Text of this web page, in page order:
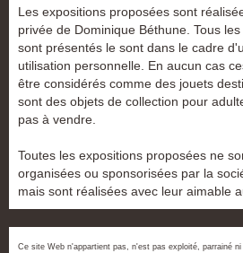
Les expositions proposées sont
privée de Dominique Béthune. Tous
sont présentés le sont dans le cadre
utilisation personnelle. En aucun cas
être considérés comme des jouets
sont des objets de collection pour
pas à vendre.
Toutes les expositions proposées ne
organisées ou sponsorisées par la
mais sont réalisées avec leur aimable
Ce site Web n'appartient pas, n'est pas exploité, parrainé